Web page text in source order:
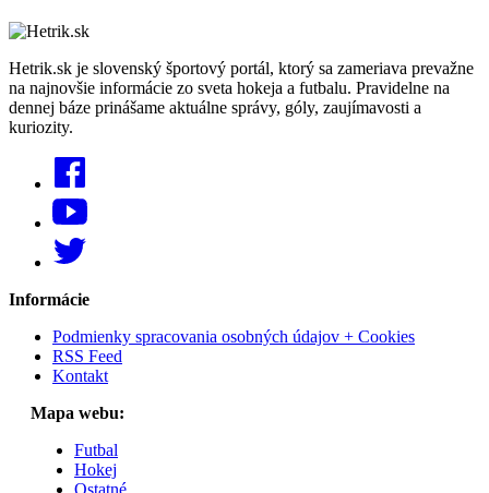
Hetrik.sk je slovenský športový portál, ktorý sa zameriava prevažne
na najnovšie informácie zo sveta hokeja a futbalu. Pravidelne na
dennej báze prinášame aktuálne správy, góly, zaujímavosti a
kuriozity.
Informácie
Podmienky spracovania osobných údajov + Cookies
RSS Feed
Kontakt
Mapa webu:
Futbal
Hokej
Ostatné